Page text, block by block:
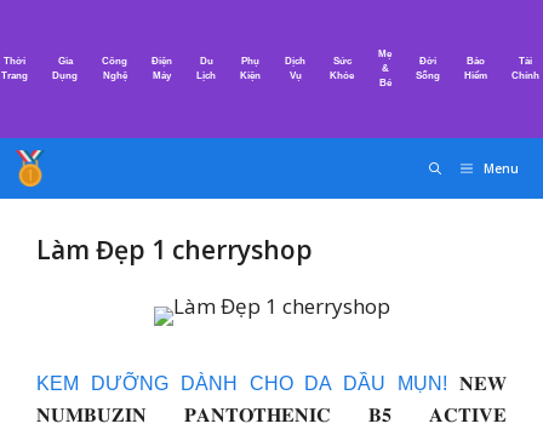
nội
Thời
Trang
Gia
Dụng
Công
Nghệ
Điện
Máy
Du
Lịch
Phụ
Kiện
Dịch
Vụ
Sức
Khỏe
Mẹ
&
Bé
Đời
Sống
Bảo
Hiểm
Tài
Chính
Menu
Làm Đẹp 1 cherryshop
KEM DƯỠNG DÀNH CHO DA DẦU MỤN! 𝐍𝐄𝐖
𝐍𝐔𝐌𝐁𝐔𝐙𝐈𝐍 𝐏𝐀𝐍𝐓𝐎𝐓𝐇𝐄𝐍𝐈𝐂 𝐁𝟓 𝐀𝐂𝐓𝐈𝐕𝐄